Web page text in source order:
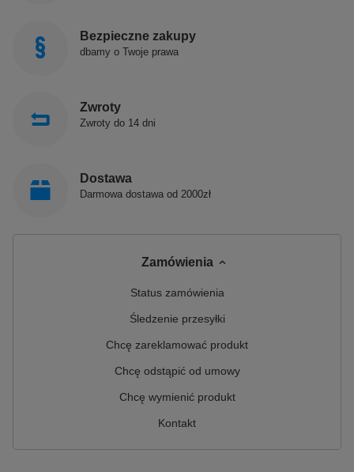
Bezpieczne zakupy
dbamy o Twoje prawa
Zwroty
Zwroty do 14 dni
Dostawa
Darmowa dostawa od 2000zł
Zamówienia
Status zamówienia
Śledzenie przesyłki
Chcę zareklamować produkt
Chcę odstąpić od umowy
Chcę wymienić produkt
Kontakt